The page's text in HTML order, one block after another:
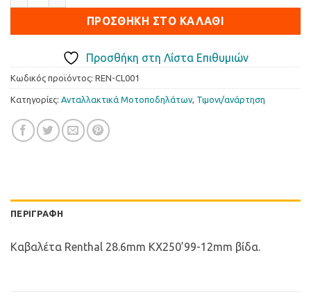
ΠΡΟΣΘΉΚΗ ΣΤΟ ΚΑΛΆΘΙ
Προσθήκη στη Λίστα Επιθυμιών
Κωδικός προϊόντος: REN-CL001
Κατηγορίες: Ανταλλακτικά Μοτοποδηλάτων, Τιµονι/ανάρτηση
ΠΕΡΙΓΡΑΦΉ
Καβαλέτα Renthal 28.6mm KX250’99-12mm βίδα.